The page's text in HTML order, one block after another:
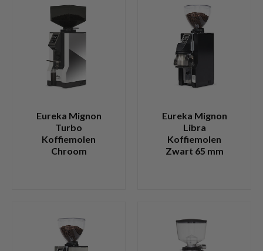
Eureka Mignon
Turbo
Koffiemolen
Chroom
Eureka Mignon
Libra
Koffiemolen
Zwart 65 mm